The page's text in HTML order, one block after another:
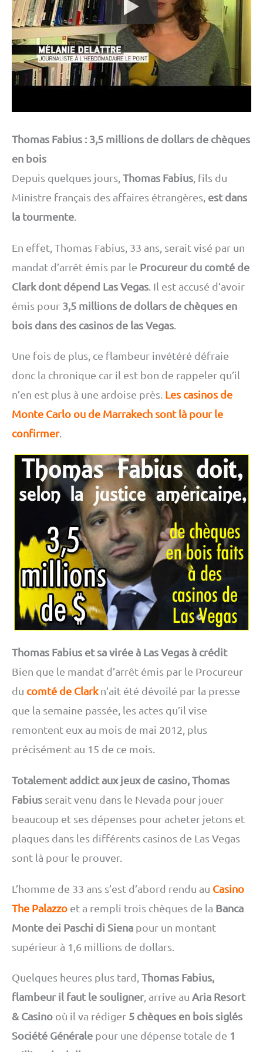
Thomas Fabius : 3,5 millions de dollars de chèques
en bois
Depuis quelques jours, Thomas Fabius , fils du
Ministre français des affaires étrangères, est dans
la tourmente
En effet, Thomas Fabius, 33 ans, serait visé par un
mandat d’arrêt émis par le Procureur du comté de
Clark dont dépend Las Vegas . Il est accusé d’avoir
émis pour 3,5 millions de dollars de chèques en
bois dans des casinos de las Vegas
Une fois de plus, ce flambeur invétéré défraie
donc la chronique car il est bon de rappeler qu’il
n’en est plus à une ardoise près. Les casinos de
Monte Carlo ou de Marrakech sont là pour le
confirmer.
Thomas Fabius et sa virée à Las Vegas à crédit
Bien que le mandat d’arrêt émis par le Procureur
du comté de Clark n’ait été dévoilé par la presse
que la semaine passée, les actes qu’il vise
remontent eux au mois de mai 2012, plus
précisément au 15 de ce mois.
Totalement addict aux jeux de casino, Thomas
Fabius serait venu dans le Nevada pour jouer
beaucoup et ses dépenses pour acheter jetons et
plaques dans les différents casinos de Las Vegas
sont là pour le prouver.
L’homme de 33 ans s’est d’abord rendu au Casino
The Palazzo et a rempli trois chèques de la Banca
Monte dei Paschi di Siena pour un montant
supérieur à 1,6 millions de dollars.
Quelques heures plus tard,Thomas Fabius,
flambeur il faut le souligner, arrive au Aria Resort
& Casino où il va rédiger 5 chèques en bois siglés
Société Générale pour une dépense totale de 1